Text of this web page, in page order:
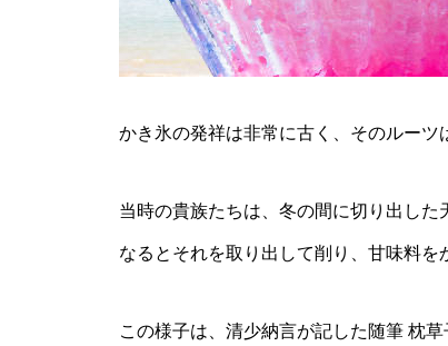
かき氷の発祥は非常に古く、そのルーツ
当時の貴族たちは、冬の間に切り出し
なるとそれを取り出して削り、甘味料を
この様子は、清少納言が記した随筆 枕